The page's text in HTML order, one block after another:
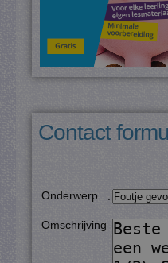
Contact
Onderwerp :
Omschrijving